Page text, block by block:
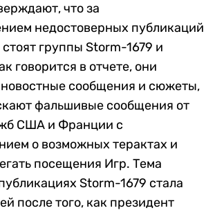
что за
недостоверных публикаций
группы Storm-1679 и
говорится в отчете, они
сообщения и сюжеты,
фальшивые сообщения от
США и Франции с
о возможных терактах и
посещения Игр. Тема
Storm-1679 стала
после того, как президент